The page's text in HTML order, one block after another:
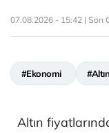
07.08.2026 - 15:42 | Son
#Ekonomi
Altın